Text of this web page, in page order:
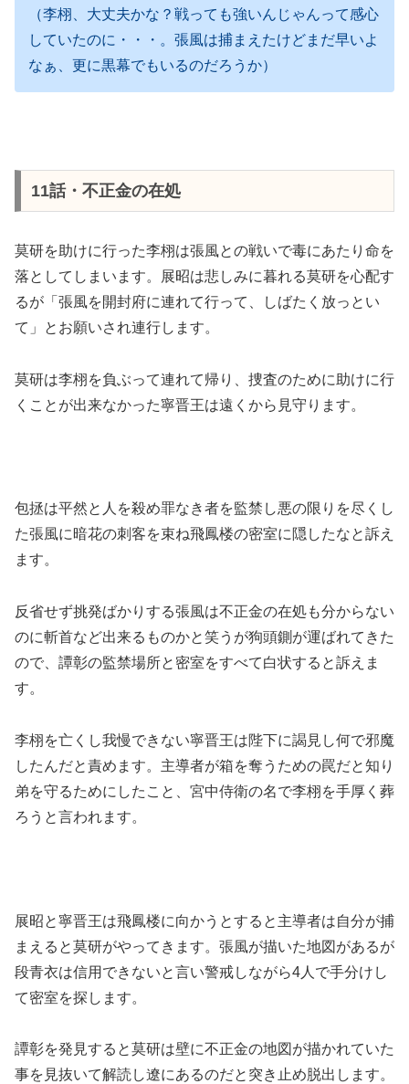
（李栩、大丈夫かな？戦っても強いんじゃんって感心
していたのに・・・。張風は捕まえたけどまだ早いよ
なぁ、更に黒幕でもいるのだろうか）
11話・不正金の在処
莫研を助けに行った李栩は張風との戦いで毒にあたり命を
落としてしまいます。展昭は悲しみに暮れる莫研を心配す
るが「張風を開封府に連れて行って、しばたく放っとい
て」とお願いされ連行します。
莫研は李栩を負ぶって連れて帰り、捜査のために助けに行
くことが出来なかった寧晋王は遠くから見守ります。
包拯は平然と人を殺め罪なき者を監禁し悪の限りを尽くし
た張風に暗花の刺客を束ね飛鳳楼の密室に隠したなと訴え
ます。
反省せず挑発ばかりする張風は不正金の在処も分からない
のに斬首など出来るものかと笑うが狗頭鍘が運ばれてきた
ので、譚彰の監禁場所と密室をすべて白状すると訴えま
す。
李栩を亡くし我慢できない寧晋王は陛下に謁見し何で邪魔
したんだと責めます。主導者が箱を奪うための罠だと知り
弟を守るためにしたこと、宮中侍衛の名で李栩を手厚く葬
ろうと言われます。
展昭と寧晋王は飛鳳楼に向かうとすると主導者は自分が捕
まえると莫研がやってきます。張風が描いた地図があるが
段青衣は信用できないと言い警戒しながら4人で手分けし
て密室を探します。
譚彰を発見すると莫研は壁に不正金の地図が描かれていた
事を見抜いて解読し遼にあるのだと突き止め脱出します。